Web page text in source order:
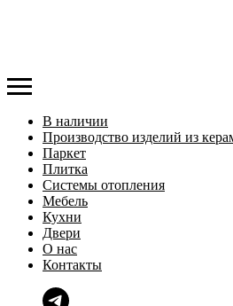
В наличии
Производство изделий из
Паркет
Плитка
Системы отопления
Мебель
Кухни
Двери
О нас
Контакты